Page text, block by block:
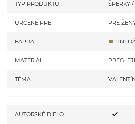
TYP PRODUKTU ŠPERKY /
URČENÉ PRE PRE
FARBA
MATERIÁL
TÉMA VALENTÍN
AUTORSKÉ DIELO